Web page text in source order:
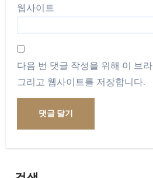
웹사이트
다음 번 댓글 작성을 위해 이 브
그리고 웹사이트를 저장합니다.